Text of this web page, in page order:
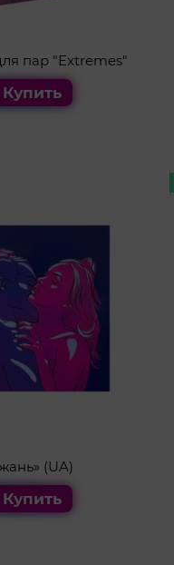
пар "Extremes"
Купить
(UA)
Купить